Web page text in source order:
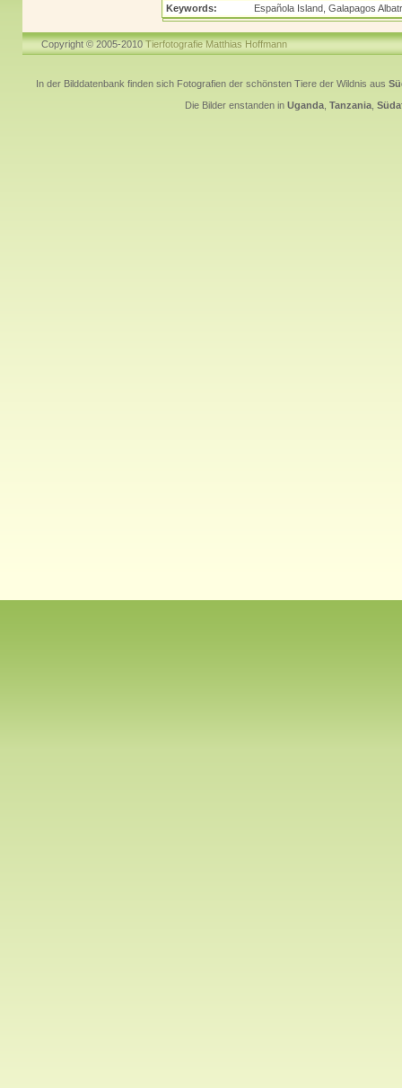
Keywords: Española Island, Galapagos
Copyright © 2005-2010Tierfotografie Matthias Hoffmann
In der Bilddatenbank finden sich Fotografien der schönsten Tiere der Wildnis aus
Die Bilder enstanden in Uganda Tanzania